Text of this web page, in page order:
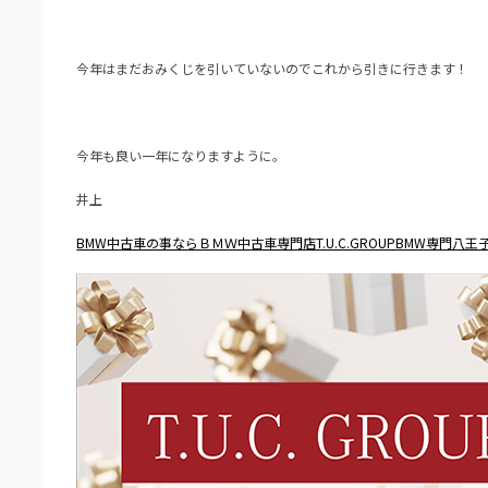
今年はまだおみくじを引いていないのでこれから引きに行きます！
今年も良い一年になりますように。
井上
BMW中古車の事ならＢＭＷ中古車専門店T.U.C.GROUPBMW専門八王